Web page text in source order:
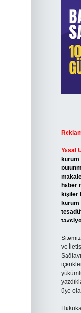
Yasal
kurum
haber
kişiler
kurum
ve
üye